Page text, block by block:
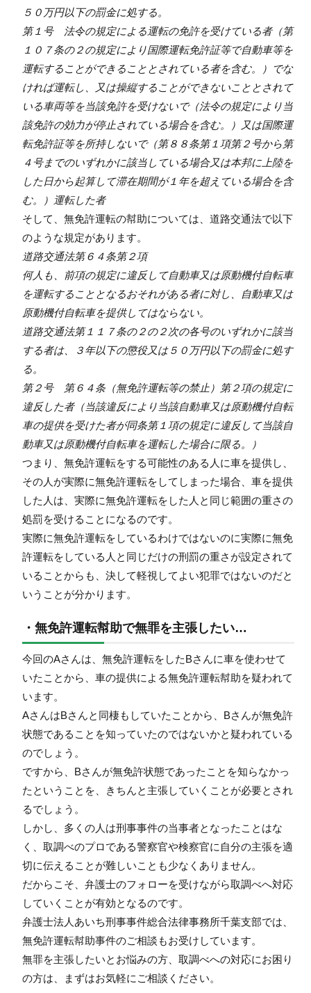
５０万円以下の罰金に処する。
第１号 法令の規定による運転の免許を受けている者（第
１０７条の２の規定により国際運転免許証等で自動車等を
運転することができることとされている者を含む。）でな
ければ運転し、又は操縦することができないこととされて
いる車両等を当該免許を受けないで（法令の規定により当
該免許の効力が停止されている場合を含む。）又は国際運
転免許証等を所持しないで（第８８条第１項第２号から第
４号までのいずれかに該当している場合又は本邦に上陸を
した日から起算して滞在期間が１年を超えている場合を含
む。）運転した者
そして、無免許運転の幇助については、道路交通法で以下
のような規定があります。
道路交通法第６４条第２項
何人も、前項の規定に違反して自動車又は原動機付自転車
を運転することとなるおそれがある者に対し、自動車又は
原動機付自転車を提供してはならない。
道路交通法第１１７条の２の２次の各号のいずれかに該当
する者は、３年以下の懲役又は５０万円以下の罰金に処す
る。
第２号 第６４条（無免許運転等の禁止）第２項の規定に
違反した者（当該違反により当該自動車又は原動機付自転
車の提供を受けた者が同条第１項の規定に違反して当該自
動車又は原動機付自転車を運転した場合に限る。）
つまり、無免許運転をする可能性のある人に車を提供し、
その人が実際に無免許運転をしてしまった場合、車を提供
した人は、実際に無免許運転をした人と同じ範囲の重さの
処罰を受けることになるのです。
実際に無免許運転をしているわけではないのに実際に無免
許運転をしている人と同じだけの刑罰の重さが設定されて
いることからも、決して軽視してよい犯罪ではないのだと
いうことが分かります。
・無免許運転幇助で無罪を主張したい…
今回のAさんは、無免許運転をしたBさんに車を使わせて
いたことから、車の提供による無免許運転幇助を疑われて
います。
AさんはBさんと同棲もしていたことから、Bさんが無免許
状態であることを知っていたのではないかと疑われている
のでしょう。
ですから、Bさんが無免許状態であったことを知らなかっ
たということを、きちんと主張していくことが必要とされ
るでしょう。
しかし、多くの人は刑事事件の当事者となったことはな
く、取調べのプロである警察官や検察官に自分の主張を適
切に伝えることが難しいことも少なくありません。
だからこそ、弁護士のフォローを受けながら取調べへ対応
していくことが有効となるのです。
弁護士法人あいち刑事事件総合法律事務所千葉支部では、
無免許運転幇助事件のご相談もお受けしています。
無罪を主張したいとお悩みの方、取調べへの対応にお困り
の方は、まずはお気軽にご相談ください。